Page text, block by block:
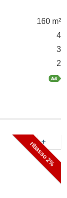
160 m²
4
3
2
+
ribasso 2%